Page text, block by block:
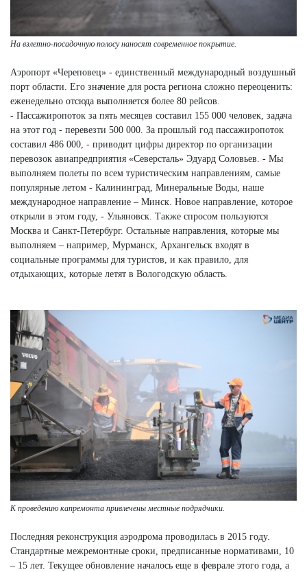
На взлетно-посадочную полосу наносят современное покрытие.
Аэропорт «Череповец» - единственный международный воздушный
порт области. Его значение для роста региона сложно переоценить:
еженедельно отсюда выполняется более 80 рейсов.
- Пассажиропоток за пять месяцев составил 155 000 человек, задача
на этот год - перевезти 500 000. За прошлый год пассажиропоток
составил 486 000, - приводит цифры директор по организации
перевозок авиапредприятия «Северсталь» Эдуард Соловьев. - Мы
выполняем полеты по всем туристическим направлениям, самые
популярные летом - Калининград, Минеральные Воды, наше
международное направление – Минск. Новое направление, которое
открыли в этом году, - Ульяновск. Также спросом пользуются
Москва и Санкт-Петербург. Остальные направления, которые мы
выполняем – например, Мурманск, Архангельск входят в
социальные программы для туристов, и как правило, для
отдыхающих, которые летят в Вологодскую область.
К проведению капремонта привлечены местные подрядчики.
Последняя реконструкция аэродрома проводилась в 2015 году.
Стандартные межремонтные сроки, предписанные нормативами, 10
– 15 лет. Текущее обновление началось еще в феврале этого года, а